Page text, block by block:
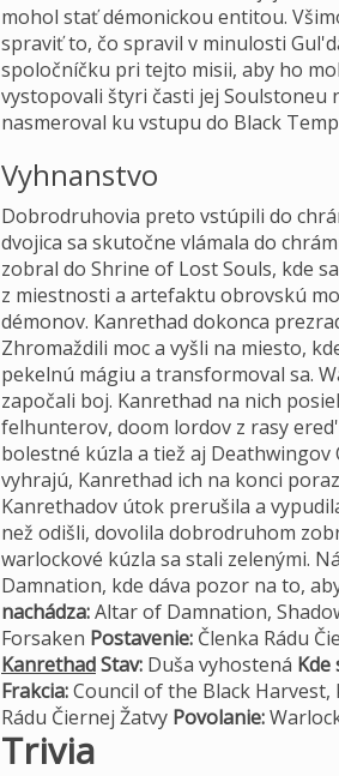
mohol stať démonickou entitou.
spraviť to, čo spravil v minulosti
spoločníčku pri tejto misii, aby ho
vystopovali štyri časti jej Soulstoneu
nasmeroval ku vstupu do Black
Vyhnanstvo
Dobrodruhovia preto vstúpili do
dvojica sa skutočne vlámala do
zobral do Shrine of Lost Souls, kde
z miestnosti a artefaktu obrovskú
démonov. Kanrethad dokonca
Zhromaždili moc a vyšli na miesto,
pekelnú mágiu a transformoval sa.
započali boj. Kanrethad na nich
felhunterov, doom lordov z rasy
bolestné kúzla a tiež aj Deathwingov
vyhrajú, Kanrethad ich na konci
Kanrethadov útok prerušila a
než odišli, dovolila dobrodruhom
warlockové kúzla sa stali zelenými.
Damnation, kde dáva pozor na to,
nachádza:Altar of Damnation,
Forsaken Postavenie: Členka Rádu
KanrethadStav: Duša vyhostená Kde
Frakcia:Council of the Black
Rádu Čiernej Žatvy Povolanie:
Trivia